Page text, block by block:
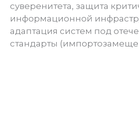
суверенитета, защита
информационной
адаптация систем под
стандарты